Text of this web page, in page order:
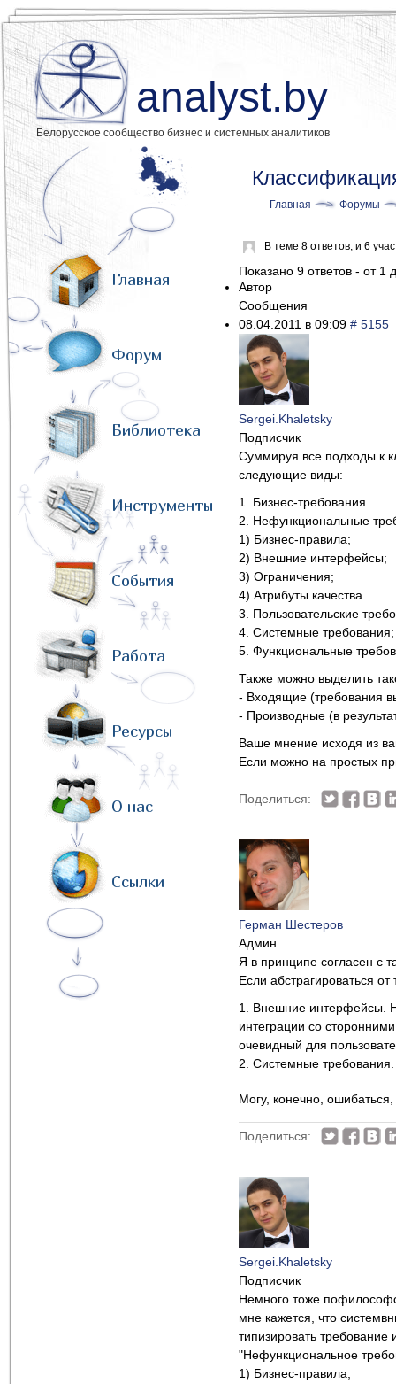
analyst.by
Белорусское сообщество бизнес и системных аналитиков
Главная
Форум
Библиотека
Инструменты
События
Работа
Ресурсы
О нас
Ссылки
Главная Форумы
В теме 8 ответов, и 6
Показано 9 ответов - от 1
Автор
Сообщения
08.04.2011 в 09:09 # 5155
Sergei.Khaletsky
Подписчик
Суммируя все подходы к
следующие виды:
1. Бизнес-требования
2. Нефункциональные
1) Бизнес-правила;
2) Внешние интерфейсы;
3) Ограничения;
4) Атрибуты качества.
3. Пользовательские
4. Системные требования;
5. Функциональные
Также можно выделить
- Входящие (требования
- Производные (в
Ваше мнение исходя из
Если можно на простых
Поделиться:
Герман Шестеров
Админ
Я в принципе согласен с
Если абстрагироваться
1. Внешние интерфейсы.
интеграции со
очевидный для
2. Системные
Могу, конечно,
Поделиться:
Sergei.Khaletsky
Подписчик
Немного тоже
мне кажется, что
типизировать
"Нефункциональное
1) Бизнес-правила;